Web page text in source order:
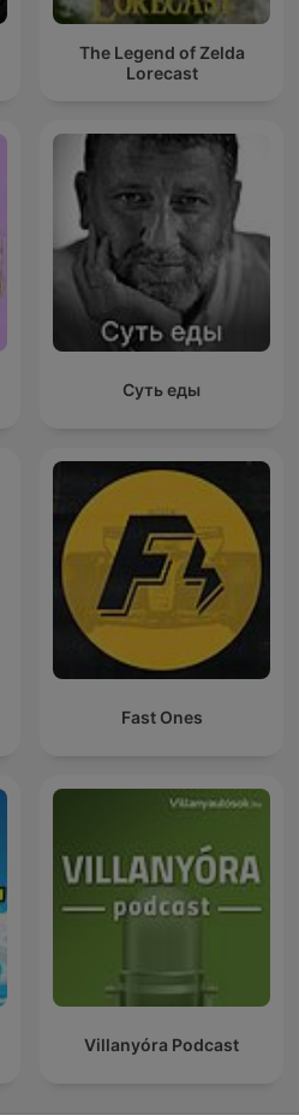
The Legend of Zelda
Lorecast
Суть еды
Fast Ones
Villanyóra Podcast